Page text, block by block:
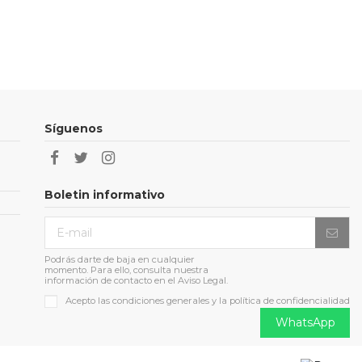
WhatsApp
Síguenos
Boletin informativo
Podrás darte de baja en cualquier
momento. Para ello, consulta nuestra
información de contacto en el Aviso Legal.
Acepto las condiciones generales y la política de confidencialidad